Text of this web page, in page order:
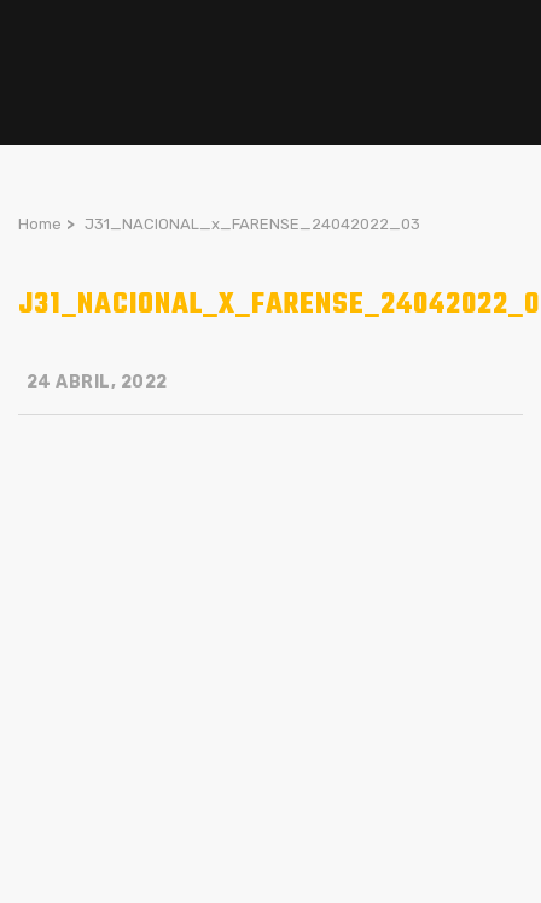
Home > J31_NACIONAL_x_FARENSE_24042022_03
24 ABRIL, 2022